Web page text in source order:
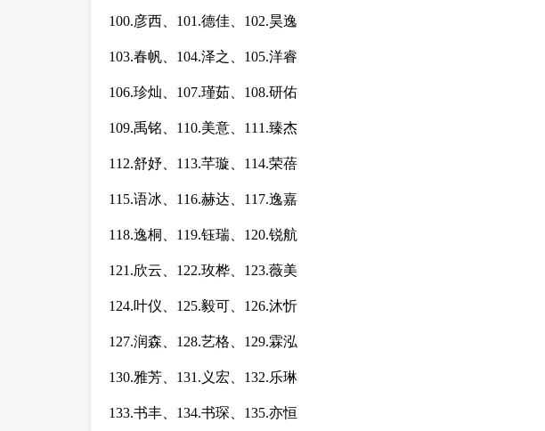
100.彦西、101.德佳、102.昊逸
103.春帆、104.泽之、105.洋睿
106.珍灿、107.瑾茹、108.研佑
109.禹铭、110.美意、111.臻杰
112.舒妤、113.芊璇、114.荣蓓
115.语冰、116.赫达、117.逸嘉
118.逸桐、119.钰瑞、120.锐航
121.欣云、122.玫桦、123.薇美
124.叶仪、125.毅可、126.沐忻
127.润森、128.艺格、129.霖泓
130.雅芳、131.义宏、132.乐琳
133.书丰、134.书琛、135.亦恒